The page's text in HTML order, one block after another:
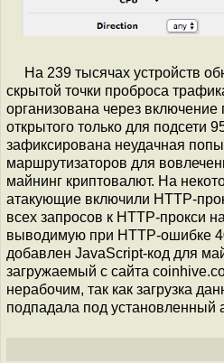
На 239 тысячах устройств
скрытой точки проброса
организована через включение
открытого только для подсети
зафиксирована неудачная
маршрутизаторов для
майнинг криптовалют. На
атакующие включили HTTP-
всех запросов к HTTP-прокси
выводимую при HTTP-ошибке
добавлен JavaScript-код для
загружаемый с сайта
нерабочим, так как загрузка
подпадала под установленный